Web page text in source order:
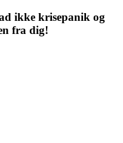
ikke krisepanik og
fra dig!